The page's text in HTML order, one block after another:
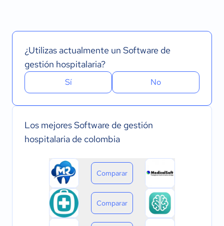
¿Utilizas actualmente un Software de
gestión hospitalaria?
Sí No
Los mejores Software de gestión
hospitalaria de colombia
Comparar
Comparar